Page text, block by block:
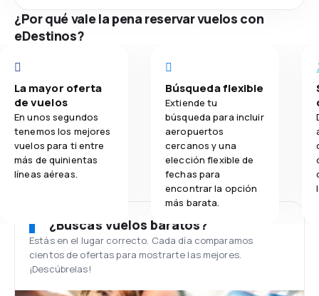
¿Por qué vale la pena reservar vuelos con
eDestinos?
La mayor oferta
de vuelos
En unos segundos
tenemos los mejores
vuelos para ti entre
más de quinientas
líneas aéreas.
Búsqueda flexible
Extiende tu
búsqueda para incluir
aeropuertos
cercanos y una
elección flexible de
fechas para
encontrar la opción
más barata.
¿Buscas vuelos baratos?
Estás en el lugar correcto. Cada día comparamos
cientos de ofertas para mostrarte las mejores.
¡Descúbrelas!